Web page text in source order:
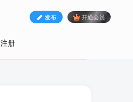
发布 开通会员
注册